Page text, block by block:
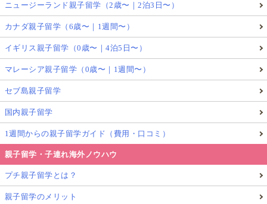
ニュージーランド親子留学（2歳〜｜2泊3日〜）
カナダ親子留学（6歳〜｜1週間〜）
イギリス親子留学（0歳〜｜4泊5日〜）
マレーシア親子留学（0歳〜｜1週間〜）
セブ島親子留学
国内親子留学
1週間からの親子留学ガイド（費用・口コミ）
親子留学・子連れ海外ノウハウ
プチ親子留学とは？
親子留学のメリット